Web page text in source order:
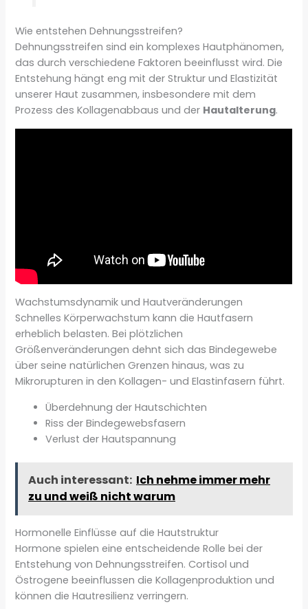
Wie entstehen Dehnungsstreifen?
Dehnungsstreifen sind ein komplexes Hautphänomen,
das durch verschiedene Faktoren beeinflusst wird. Die
Entstehung hängt eng mit der Struktur und Elastizität
unserer Haut zusammen, insbesondere mit dem
Prozess des Kollagenabbaus und der Hautalterung.
Wachstumsdynamik und Hautveränderungen
Schnelles Körperwachstum kann die Hautfasern
erheblich belasten. Bei plötzlichen
Größenveränderungen dehnt sich das Bindegewebe
über seine natürlichen Grenzen hinaus, was zu
Mikrorupturen in den Kollagen- und Elastinfasern führt.
Überdehnung der Hautschichten
Riss der Bindegewebsfasern
Verlust der Hautspannung
Auch interessant: Ich nehme immer mehr
zu und weiß nicht warum
Hormonelle Einflüsse auf die Hautstruktur
Hormone spielen eine entscheidende Rolle bei der
Entstehung von Dehnungsstreifen. Cortisol und
Östrogene beeinflussen die Kollagenproduktion und
können die Hautresilienz verringern.